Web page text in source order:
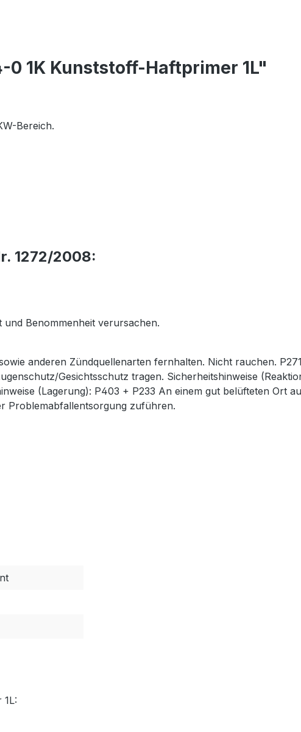
1K Kunststoff-Haftprimer 1L"
Bereich.
1272/2008:
Benommenheit verursachen.
anderen Zündquellenarten fernhalten. Nicht rauchen.
Gesichtsschutz tragen. Sicherheitshinweise
(Lagerung): P403 + P233 An einem gut belüfteten Ort
Problemabfallentsorgung zuführen.